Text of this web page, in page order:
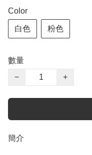
Color
白色 粉色
數量
−
+
簡介